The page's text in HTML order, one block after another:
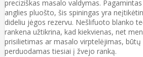
preciziškas masalo valdymas.
anglies pluošto, šis spiningas yra
dideliu jėgos rezervu. Nešlifuoto blanko
rankena užtikrina, kad kiekvienas, net
prisilietimas ar masalo virptelėjimas, būtų
perduodamas tiesiai į žvejo ranką.